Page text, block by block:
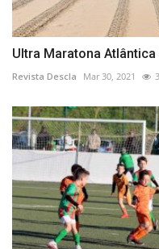
Ultra Maratona
Revista Descla Mar 30, 2021